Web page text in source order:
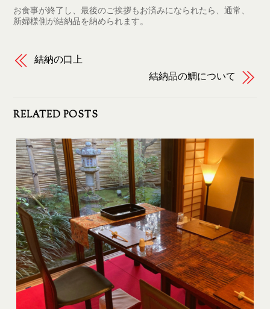
お食事が終了し、最後のご挨拶もお済みになられたら、通常、
新婦様側が結納品を納められます。
結納の口上
結納品の鯛について
RELATED POSTS